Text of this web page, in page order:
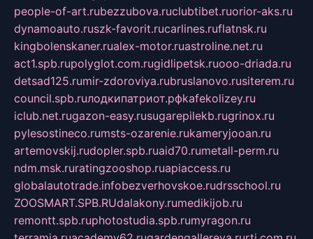
people-of-art.rubezzubova.ruclubtibet.ruorior-aks.ru
dynamoauto.ruszk-favorit.rucarlines.ruflatnsk.ru
kingbolenskaner.rualex-motor.ruastroline.net.ru
act1.spb.rupolyglot.com.rugidlipetsk.ruooo-driada.ru
detsad125.rumir-zdoroviya.rubruslanovo.rusiterem.ru
council.spb.ruлодкипатриот.рфkafekolizey.ru
iclub.net.rugazon-easy.rusugarepilekb.rugrinox.ru
pylesostineco.rumsts-ozarenie.rukameryjooan.ru
artemovskij.rudopler.spb.ruaid70.rumetall-perm.ru
ndm.msk.ruratingzooshop.ruapiaccess.ru
globalautotrade.infobezverhovskoe.rudrsschool.ru
ZOOSMART.SPB.RUdalakony.rumedikijob.ru
remontt.spb.ruphotostudia.spb.rumyragon.ru